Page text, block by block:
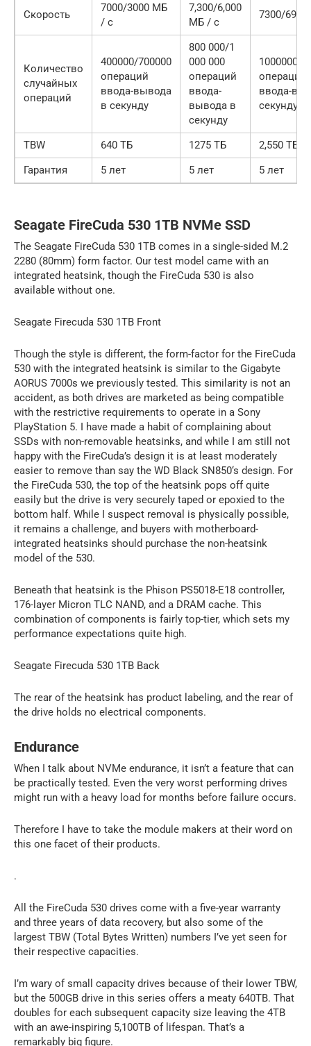
Скорость
7000/3000 МБ
/ с
7,300/6,000
МБ / с
7300/
Количество
случайных
операций
400000/700000
операций
ввода-вывода
в секунду
800 000/1
000 000
операций
ввода-
вывода в
секунду
1000000/
операций
ввода-
секунду
TBW 640 ТБ 1275 ТБ
2,550 ТБ
Гарантия
5 лет 5 лет 5 лет
Seagate FireCuda 530 1TB NVMe SSD
The Seagate FireCuda 530 1TB comes in a single-sided M.2
2280 (80mm) form factor. Our test model came with an
integrated heatsink, though the FireCuda 530 is also
available without one.
Seagate Firecuda 530 1TB Front
Though the style is different, the form-factor for the FireCuda
530 with the integrated heatsink is similar to the Gigabyte
AORUS 7000s we previously tested. This similarity is not an
accident, as both drives are marketed as being compatible
with the restrictive requirements to operate in a Sony
PlayStation 5. I have made a habit of complaining about
SSDs with non-removable heatsinks, and while I am still not
happy with the FireCuda’s design it is at least moderately
easier to remove than say the WD Black SN850‘s design. For
the FireCuda 530, the top of the heatsink pops off quite
easily but the drive is very securely taped or epoxied to the
bottom half. While I suspect removal is physically possible,
it remains a challenge, and buyers with motherboard-
integrated heatsinks should purchase the non-heatsink
model of the 530.
Beneath that heatsink is the Phison PS5018-E18 controller,
176-layer Micron TLC NAND, and a DRAM cache. This
combination of components is fairly top-tier, which sets my
performance expectations quite high.
Seagate Firecuda 530 1TB Back
The rear of the heatsink has product labeling, and the rear of
the drive holds no electrical components.
Endurance
When I talk about NVMe endurance, it isn’t a feature that can
be practically tested. Even the very worst performing drives
might run with a heavy load for months before failure occurs.
Therefore I have to take the module makers at their word on
this one facet of their products.
.
All the FireCuda 530 drives come with a five-year warranty
and three years of data recovery, but also some of the
largest TBW (Total Bytes Written) numbers I’ve yet seen for
their respective capacities.
I’m wary of small capacity drives because of their lower TBW,
but the 500GB drive in this series offers a meaty 640TB. That
doubles for each subsequent capacity size leaving the 4TB
with an awe-inspiring 5,100TB of lifespan. That’s a
remarkably big figure.